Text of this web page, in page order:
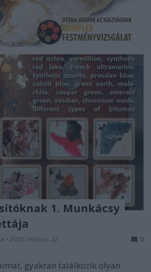
1. Munkácsy
• 2020. március 22. 0
gyakran találkozik olyan